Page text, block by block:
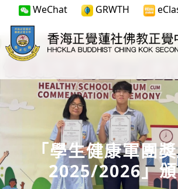
WeChat GRWTH
「學生健康軍團
2025/2026」